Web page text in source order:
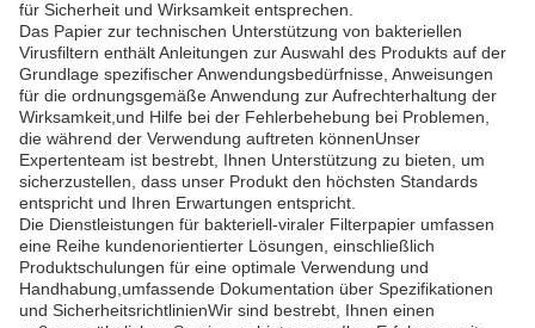
für Sicherheit und Wirksamkeit entsprechen.
Das Papier zur technischen Unterstützung von bakteriellen
Virusfiltern enthält Anleitungen zur Auswahl des Produkts auf der
Grundlage spezifischer Anwendungsbedürfnisse, Anweisungen
für die ordnungsgemäße Anwendung zur Aufrechterhaltung der
Wirksamkeit,und Hilfe bei der Fehlerbehebung bei Problemen,
die während der Verwendung auftreten könnenUnser
Expertenteam ist bestrebt, Ihnen Unterstützung zu bieten, um
sicherzustellen, dass unser Produkt den höchsten Standards
entspricht und Ihren Erwartungen entspricht.
Die Dienstleistungen für bakteriell-viraler Filterpapier umfassen
eine Reihe kundenorientierter Lösungen, einschließlich
Produktschulungen für eine optimale Verwendung und
Handhabung,umfassende Dokumentation über Spezifikationen
und SicherheitsrichtlinienWir sind bestrebt, Ihnen einen